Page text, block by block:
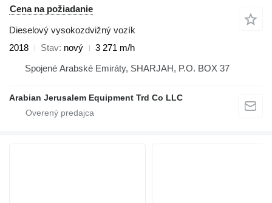
Cena na požiadanie
Dieselový vysokozdvižný vozík
2018
Stav nový
3 271 m/h
Spojené Arabské Emiráty, SHARJAH, P.O. BOX 37
Arabian Jerusalem Equipment Trd Co LLC